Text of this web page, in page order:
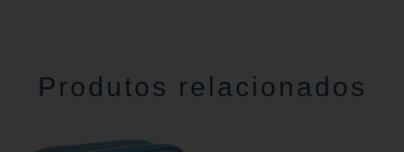
Produtos relacionados